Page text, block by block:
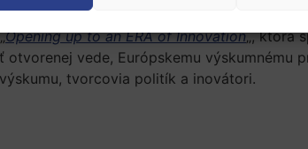
Opening up to an ERA of Innovation„, ktorá
vede, Európskemu výskumnému
tvorcovia politík a inovátori.